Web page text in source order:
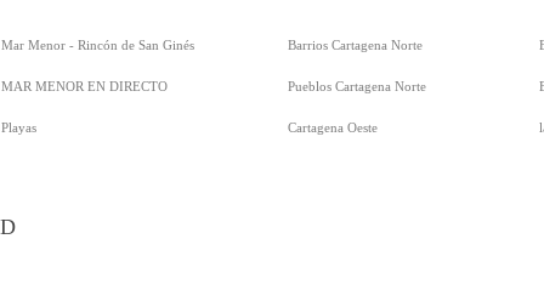
Mar Menor - Rincón de San Ginés
MAR MENOR EN DIRECTO
Playas
Barrios Cartagena Norte
Pueblos Cartagena Norte
Cartagena Oeste
D